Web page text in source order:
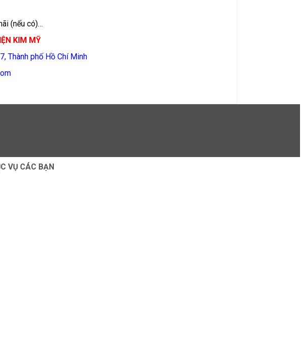
(nếu có)…
KIM MỸ
Thành phố Hồ Chí Minh
VỤ CÁC BẠN